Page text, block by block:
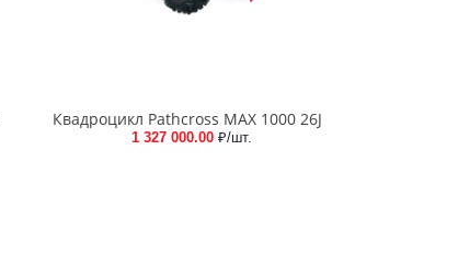
Квадроцикл Pathcross MAX 1000 26J
1 327 000.00 ₽/шт.